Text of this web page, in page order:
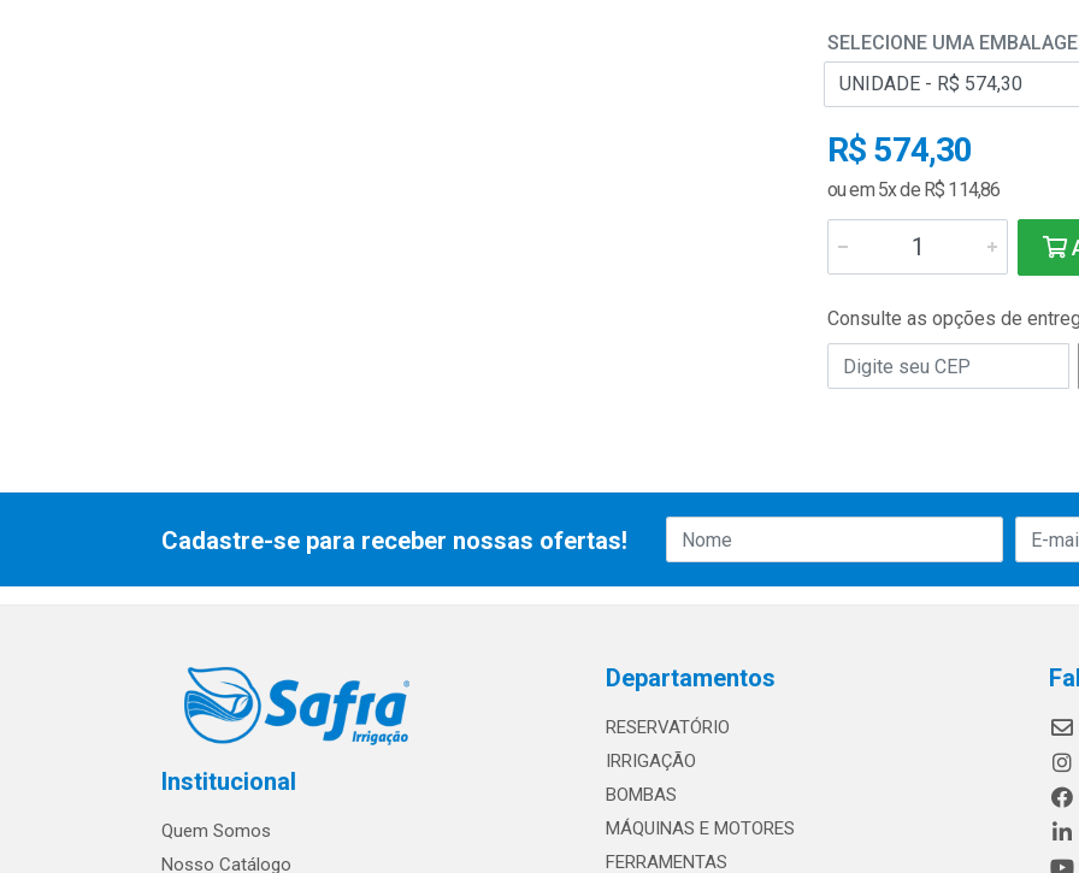
SELECIONE UMA
R$ 574,30
ou em 5x de R$ 114,86
Consulte as opções de
Cadastre-se para receber nossas ofertas!
Institucional
Quem Somos
Nosso Catálogo
Departamentos
RESERVATÓRIO
IRRIGAÇÃO
BOMBAS
MÁQUINAS E MOTORES
FERRAMENTAS